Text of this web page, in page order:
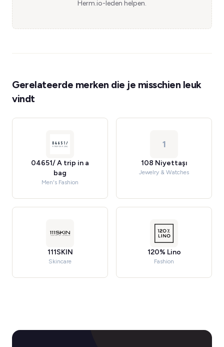
Herm.io-leden helpen.
Gerelateerde merken die je misschien leuk
vindt
04651/ A trip in a
bag
Men's Fashion
1
108 Niyettaşı
Jewelry & Watches
111SKIN
Skincare
120% Lino
Fashion